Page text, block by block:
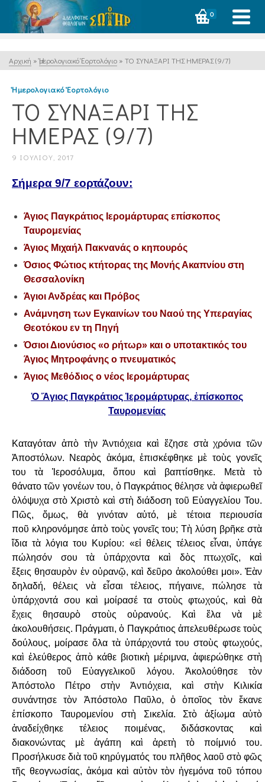
0
Αρχική » Ἡμερολογιακό Ἑορτολόγιο » ΤΟ ΣΥΝΑΞΑΡΙ ΤΗΣ ΗΜΕΡΑΣ (9/7)
Ἡμερολογιακό Ἑορτολόγιο
ΤΟ ΣΥΝΑΞΑΡΙ ΤΗΣ
ΗΜΕΡΑΣ (9/7)
9 ΙΟΥΛΊΟΥ, 2017
Σήμερα 9/7 εορτάζουν:
Άγιος Παγκράτιος Ιερομάρτυρας επίσκοπος
Ταυρομενίας
Άγιος Μιχαήλ Πακνανάς ο κηπουρός
Όσιος Φώτιος κτήτορας της Μονής Ακαπνίου στη
Θεσσαλονίκη
Άγιοι Ανδρέας και Πρόβος
Ανάμνηση των Εγκαινίων του Ναού της Υπεραγίας
Θεοτόκου εν τη Πηγή
Όσιοι Διονύσιος «ο ρήτωρ» και ο υποτακτικός του
Άγιος Μητροφάνης ο πνευματικός
Άγιος Μεθόδιος ο νέος Ιερομάρτυρας
Ὁ Ἅγιος Παγκράτιος Ἱερομάρτυρας, ἐπίσκοπος
Ταυρομενίας
Καταγόταν ἀπὸ τὴν Ἀντιόχεια καὶ ἔζησε στὰ χρόνια τῶν
Ἀποστόλων. Νεαρὸς ἀκόμα, ἐπισκέφθηκε μὲ τοὺς γονεῖς
του τὰ Ἱεροσόλυμα, ὅπου καὶ βαπτίσθηκε. Μετὰ τὸ
θάνατοτῶν γονέων του, ὁ Παγκράτιος θέλησε νὰ ἀφιερωθεῖ
ὁλόψυχα στὸ Χριστὸ καὶ στὴδιάδοση τοῦ Εὐαγγελίου Του.
Πῶς, ὅμως, θὰ γινόταν αὐτό, μὲ τέτοια περιουσία
ποῦ κληρονόμησε ἀπὸ τοὺς γονεῖς του; Τὴ λύση βρῆκε στὰ
ἴδια τὰ λόγια του Κυρίου: «εἰ θέλεις τέλειος εἶναι, ὑπάγε
πώλησόν σου τὰ ὑπάρχοντα καὶ δὸς πτωχοῖς, καὶ
ἕξειςθησαυρὸν ἐν οὐρανῷ, καὶ δεῦρο ἀκολούθει μοι». Ἐὰν
δηλαδή, θέλεις νὰ εἶσαι τέλειος,πήγαινε, πώλησε τὰ
ὑπάρχοντά σου καὶ μοίρασέ τα στοὺς φτωχούς, καὶ θὰ
ἔχειςθησαυρὸ στοὺς οὐρανούς. Καὶ ἔλα νὰ μὲ
ἀκολουθήσεις. Πράγματι, ὁ Παγκράτιος ἀπελευθέρωσε τοὺς
δούλους, μοίρασε ὅλα τὰ ὑπάρχοντά του στοὺς φτωχούς,
καὶ ἐλεύθερος ἀπὸ κάθε βιοτικὴ μέριμνα, ἀφιερώθηκε στὴ
διάδοση τοῦ Εὐαγγελικοῦ λόγου. Ἀκολούθησε τὸν
Ἀπόστολο Πέτρο στὴν Ἀντιόχεια, καὶ στὴν Κιλικία
συνάντησε τὸν Ἀπόστολο Παῦλο, ὁ ὁποῖος τὸν ἔκανε
ἐπίσκοπο Ταυρομενίου στὴ Σικελία. Στὸ ἀξίωμα αὐτὸ
ἀναδείχθηκε τέλειος ποιμένας, διδάσκοντας καὶ
διακονώντας μὲ ἀγάπη καὶ ἀρετὴ τὸ ποίμνιό του.
Προσήλκυσε διὰ τοῦ κηρύγματός του πλῆθος λαοῦ στὸ φῶς
τῆς θεογνωσίας, ἀκόμα καὶ αὐτὸν τὸν ἡγεμόνα τοῦ τόπου